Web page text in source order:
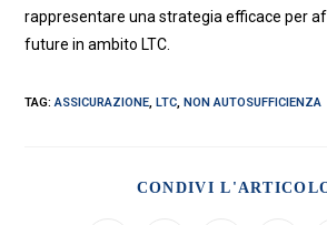
rappresentare una strategia efficace per
future in ambito LTC.
TAG:ASSICURAZIONE, LTC, NON AUTOSUFFICIENZA
CONDIVI